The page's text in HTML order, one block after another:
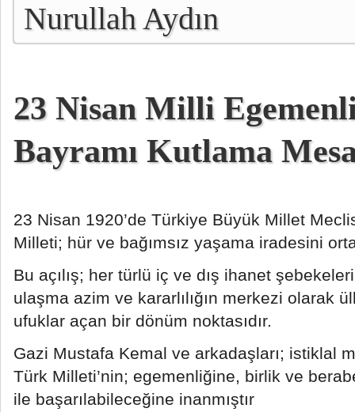
Nurullah Aydın
23 Nisan Milli
Bayramı Kutlama
23 Nisan 1920’de Türkiye Büyük Millet
Milleti; hür ve bağımsız yaşama iradesini
Bu açılış; her türlü iç ve dış ihanet
ulaşma azim ve kararlılığın merkezi olarak
ufuklar açan bir dönüm noktasıdır.
Gazi Mustafa Kemal ve arkadaşları; istiklal
Türk Milleti’nin; egemenliğine, birlik ve
ile başarılabileceğine inanmıştır